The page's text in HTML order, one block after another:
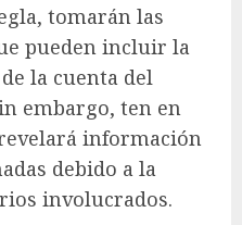
tomarán las
pueden incluir la
la cuenta del
embargo, ten en
información
debido a la
involucrados.